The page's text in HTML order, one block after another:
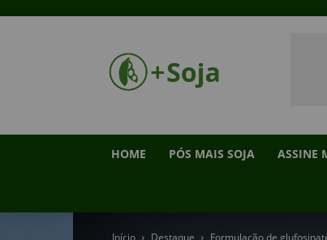
HOME PÓS MAIS SOJA ASSINE
Início Destaque Formulação de